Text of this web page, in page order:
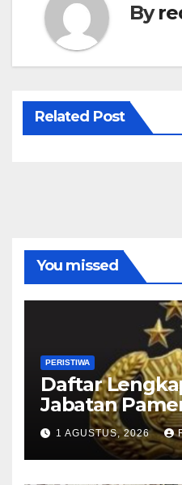
By
Related Post
You missed
PERISTIWA
Daftar
Jabatan
Jajaran Polda
1 AGUSTUS, 2026